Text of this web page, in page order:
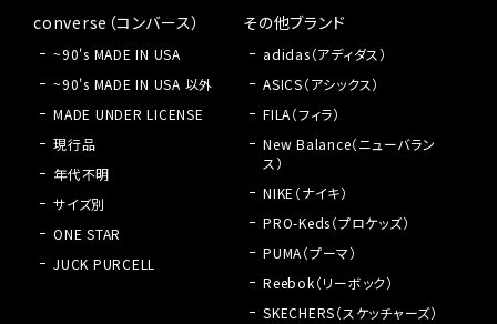
converse（コンバース）
~90's MADE IN USA
~90's MADE IN USA 以外
MADE UNDER LICENSE
現行品
年代不明
サイズ別
ONE STAR
JUCK PURCELL
その他ブランド
adidas（アディダス）
ASICS（アシックス）
FILA（フィラ）
New Balance（ニューバラン
ス）
NIKE（ナイキ）
PRO-Keds（プロケッズ）
PUMA（プーマ）
Reebok（リーボック）
SKECHERS（スケッチャーズ）